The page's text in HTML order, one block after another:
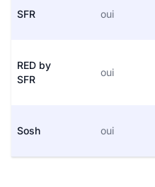
SFR oui
RED by
SFR
oui
Sosh oui